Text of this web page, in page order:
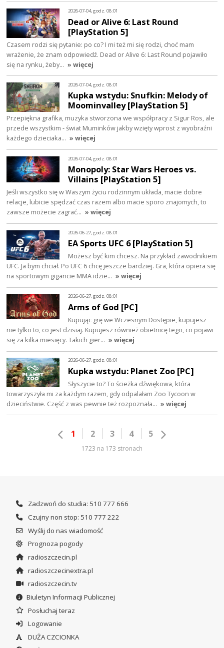
2026-07-04, godz. 08:01
Dead or Alive 6: Last Round
[PlayStation 5]
Czasem rodzi się pytanie: po co? I mi też mi się rodzi, choć mam
wrażenie, że znam odpowiedź. Dead or Alive 6: Last Round pojawiło
się na rynku, żeby… » więcej
2026-07-04, godz. 08:01
Kupka wstydu: Snufkin: Melody of
Moominvalley [PlayStation 5]
Przepiękna grafika, muzyka stworzona we współpracy z Sigur Ros, ale
przede wszystkim - świat Muminków jakby wzięty wprost z wyobraźni
każdego dzieciaka… » więcej
2026-07-04, godz. 08:01
Monopoly: Star Wars Heroes vs.
Villains [PlayStation 5]
Jeśli wszystko się w Waszym życiu rodzinnym układa, macie dobre
relacje, lubicie spędzać czas razem albo macie sporo znajomych, to
zawsze możecie zagrać… » więcej
2026-06-27, godz. 08:01
EA Sports UFC 6 [PlayStation 5]
Możesz być kim chcesz. Na przykład zawodnikiem
UFC. Ja bym chciał. Po UFC 6 chcę jeszcze bardziej. Gra, która opiera się
na sportowym gigancie MMA idzie… » więcej
2026-06-27, godz. 08:01
Arms of God [PC]
Kupując grę we Wczesnym Dostępie, kupujesz
nie tylko to, co jest dzisiaj. Kupujesz również obietnicę tego, co pojawi
się za kilka miesięcy. Takich gier… » więcej
2026-06-27, godz. 08:01
Kupka wstydu: Planet Zoo [PC]
Słyszycie to? To ścieżka dźwiękowa, która
towarzyszyła mi za każdym razem, gdy odpalałam Zoo Tycoon w
dzieciństwie. Część z was pewnie też rozpoznała… » więcej
1 2 3 4 5
1723 na 173 stronach
Zadzwoń do studia: 510 777 666
Czujny non stop: 510 777 222
Wyślij do nas wiadomość
Prognoza pogody
radioszczecin.pl
radioszczecinextra.pl
radioszczecin.tv
Biuletyn Informacji Publicznej
Posłuchaj teraz
Logowanie
DUŻA CZCIONKA